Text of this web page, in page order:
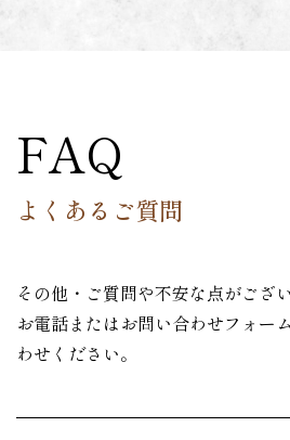
FAQ
よくあるご質問
その他・ご質問や不安な点がござ
お電話またはお問い合わせフォー
わせください。